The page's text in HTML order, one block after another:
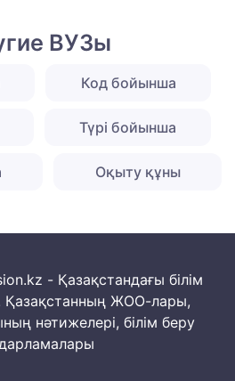
ВУЗы
Код бойынша
Түрі бойынша
Оқыту құны
- Қазақстандағы білім
Қазақстанның ЖОО-лары,
нәтижелері, білім беру